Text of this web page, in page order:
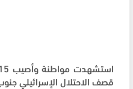
قصف الاحتلال الإسرائيلي